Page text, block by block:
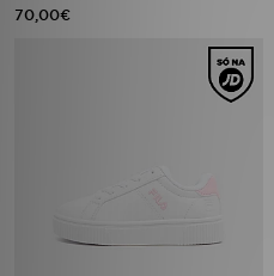
70,00€